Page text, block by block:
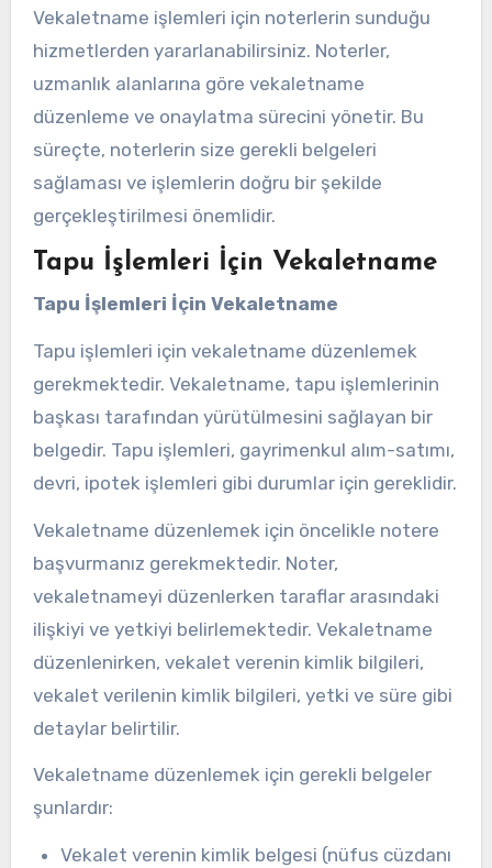
Vekaletname işlemleri için noterlerin sunduğu
hizmetlerden yararlanabilirsiniz. Noterler,
uzmanlık alanlarına göre vekaletname
düzenleme ve onaylatma sürecini yönetir. Bu
süreçte, noterlerin size gerekli belgeleri
sağlaması ve işlemlerin doğru bir şekilde
gerçekleştirilmesi önemlidir.
Tapu İşlemleri İçin Vekaletname
Tapu İşlemleri İçin Vekaletname
Tapu işlemleri için vekaletname düzenlemek
gerekmektedir. Vekaletname, tapu işlemlerinin
başkası tarafından yürütülmesini sağlayan bir
belgedir. Tapu işlemleri, gayrimenkul alım-satımı,
devri, ipotek işlemleri gibi durumlar için gereklidir.
Vekaletname düzenlemek için öncelikle notere
başvurmanız gerekmektedir. Noter,
vekaletnameyi düzenlerken taraflar arasındaki
ilişkiyi ve yetkiyi belirlemektedir. Vekaletname
düzenlenirken, vekalet verenin kimlik bilgileri,
vekalet verilenin kimlik bilgileri, yetki ve süre gibi
detaylar belirtilir.
Vekaletname düzenlemek için gerekli belgeler
şunlardır:
Vekalet verenin kimlik belgesi (nüfus cüzdanı